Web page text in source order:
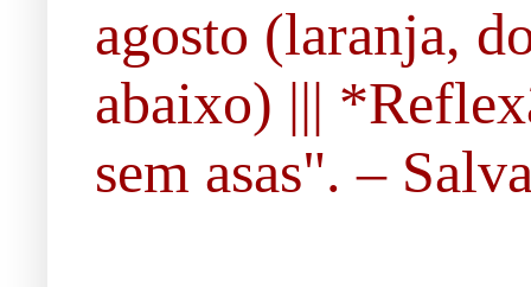
agosto (laranja,
abaixo) |||
sem asas". –